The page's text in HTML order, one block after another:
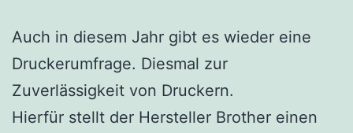
Auch in diesem Jahr gibt es wieder eine
Druckerumfrage. Diesmal zur
Zuverlässigkeit von Druckern.
Hierfür stellt der Hersteller Brother einen